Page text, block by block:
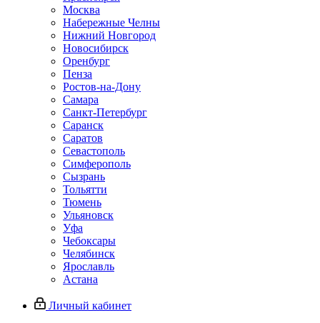
Москва
Набережные Челны
Нижний Новгород
Новосибирск
Оренбург
Пенза
Ростов-на-Дону
Самара
Санкт-Петербург
Саранск
Саратов
Севастополь
Симферополь
Сызрань
Тольятти
Тюмень
Ульяновск
Уфа
Чебоксары
Челябинск
Ярославль
Астана
Личный кабинет